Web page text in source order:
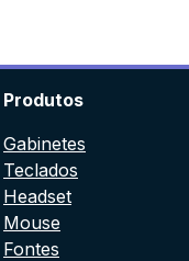
Produtos
Gabinetes
Teclados
Headset
Mouse
Fontes